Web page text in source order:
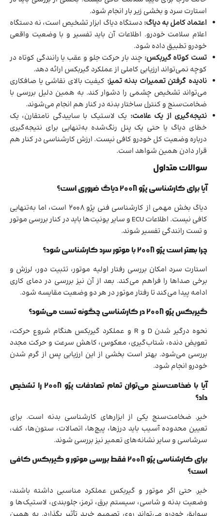
استارت سرد و بخشی زیر بار انجام شود.
اعتماد کامل به دیاگ: دستگاه دیاگ ابزار تشخیص است، نه دستگاه
اعلام سلامت خودرو. اطلاعات آن باید تفسیر و با وضعیت واقعی
خودرو تطبیق داده شود.
تست کوتاه گیربکس: چند بار حرکت جلو و عقب یا رانندگی کوتاه در
کوچه نمی‌تواند ارزیابی کاملی از عملکرد گیربکس ارائه دهد.
نادیده گرفتن تعمیرات بدنه تمیز: کیفیت بالای نقاشی یا صافکاری
می‌تواند تشخیص چشمی را دشوار کند. به همین دلیل بررسی با
ضخامت‌سنج و کنترل ساختار بدنه در کنار هم انجام می‌شوند.
نتیجه‌گیری از یک علامت: یک لاستیک با ساییدگی نامتقارن، یک
خطای دیاگ یا حتی یک پنل رنگ‌شده به‌تنهایی برای نتیجه‌گیری
درباره وضعیت کل خودرو کافی نیست. ارزش کارشناسی در کنار هم
قرار دادن همین شواهد است.
سوالات متداول
آیا برای کارشناسی پژو 2008 دیاگ ضروری است؟
دیاگ بخش مهمی از کارشناسی فنی پژو 2008 است، اما به‌تنهایی
کافی نیست. اطلاعات ECU و سایر یونیت‌ها باید در کنار بررسی موتور
و تست رانندگی تفسیر شوند.
چرا بهتر است پژو 2008 با موتور سرد کارشناسی شود؟
استارت سرد امکان بررسی رفتار اولیه موتور، تثبیت دور، لرزش و
برخی صداها را فراهم می‌کند. بعد از آن نیز بررسی در دمای کاری
ادامه پیدا می‌کند تا رفتار موتور در هر دو وضعیت مقایسه شود.
گیربکس پژو 2008 در کارشناسی چگونه تست می‌شود؟
نحوه درگیر شدن D و R و عملکرد گیربکس هنگام شروع حرکت،
تعویض دنده، شتاب‌گیری، معکوس، کاهش سرعت و حرکت مجدد
بررسی می‌شود. بهتر است بخشی از این ارزیابی پس از گرم شدن
خودرو انجام شود.
آیا با ضخامت‌سنج می‌توان تمام تصادفات پژو 2008 را تشخیص
داد؟
خیر. ضخامت‌سنج یکی از ابزارهای کارشناسی بدنه است. برای
تعیین محدوده آسیب باید درزها، پیچ‌ها، اتصالات، ستون‌ها، کف،
سرشاسی و سایر نشانه‌های تعمیر نیز بررسی شوند.
برای کارشناسی پژو 2008 فقط بررسی موتور و گیربکس کافی
است؟
خیر. حتی اگر موتور و گیربکس عملکرد مناسبی داشته باشند،
وضعیت بدنه و شاسی، سیستم برق، ترمز، جلوبندی، لاستیک‌ها و